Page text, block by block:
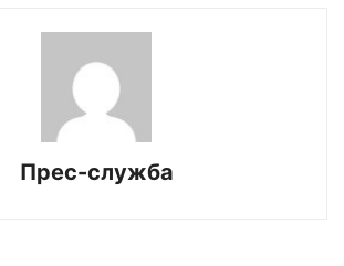
Прес-служба